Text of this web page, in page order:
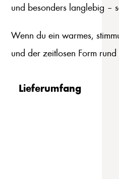
und besonders langlebig –
Wenn du ein warmes,
und der zeitlosen Form
Lieferumfang